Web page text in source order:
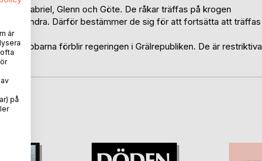
Gabriel, Glenn och Göte. De råkar träffas på krogen
varandra. Därför bestämmer de sig för att fortsätta att träffas
gubbarna förblir regeringen i Grälrepubliken. De är restriktiva
är
på